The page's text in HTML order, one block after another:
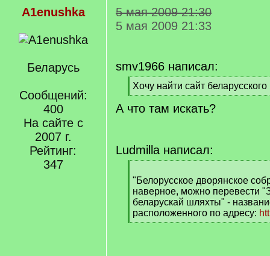
A1enushka
Беларусь
Сообщений:
400
На сайте с
2007 г.
Рейтинг:
347
5 мая 2009 21:30
5 мая 2009 21:33
smv1966 написал:
[
q
]
Хочу найти сайт
[
/
А что там искать?
Ludmilla написал:
q
]
"Белорусское дворянское
наверное, можно перевести
беларускай шляхты" -
расположенного по адресу:
[